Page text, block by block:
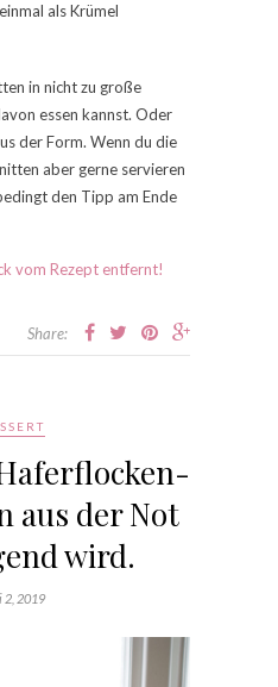
als Krümel
in nicht zu große
essen kannst. Oder
der Form. Wenn du die
aber gerne servieren
den Tipp am Ende
vom Rezept entfernt!
Share:
aus der Not
wird.
2, 2019